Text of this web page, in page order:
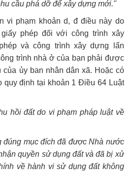
cầu phá dỡ để xây dựng mới."
vi phạm khoản d, đ điều này do
phép đối với công trình xây
và công trình xây dựng lấn
trình nhà ở của bạn phải được
của ủy ban nhân dân xã. Hoặc có
quy định tại khoản 1 Điều 64 Luật
hồi đất do vi phạm pháp luật về
đúng mục đích đã được Nhà nước
quyền sử dụng đất và đã bị xử
về hành vi sử dụng đất không